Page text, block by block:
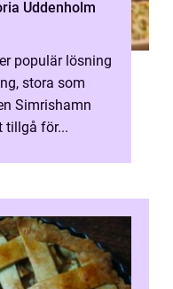
Uddenholm
populär lösning
stora som
Simrishamn
tillgå för...